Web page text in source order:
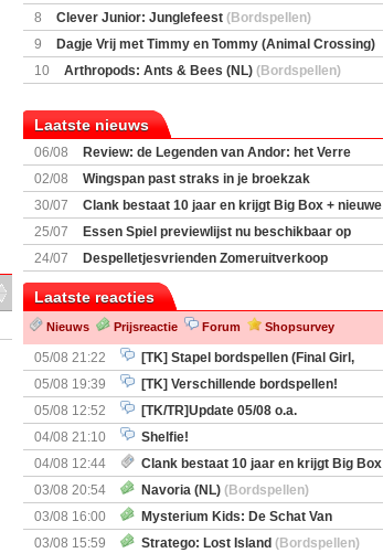
Encounters(Bordspellen)
8 Clever Junior: Junglefeest (Bordspellen)
9
Dagje Vrij met Timmy en Tommy (Animal Crossing)
(77059)(Ideas)
10 Arthropods: Ants & Bees (NL) (Bordspellen)
Laatste nieuws
06/08
Review: de Legenden van Andor: het Verre
Land
02/08
Wingspan past straks in je broekzak
30/07
Clank bestaat 10 jaar en krijgt Big Box + nieuwe
uitbreiding
25/07
Essen Spiel previewlijst nu beschikbaar op
Boardgamegeek
24/07
Despelletjesvrienden Zomeruitverkoop
Laatste reacties
Nieuws Prijsreactie Forum Shopsurvey
05/08 21:22
[TK] Stapel bordspellen (Final Girl,
Nemesis Retaliation, Zombicide Invader)
05/08 19:39
[TK] Verschillende bordspellen!
05/08 12:52
[TK/TR]Update 05/08 o.a.
Prijsverlagingen, Imperium Horizons, 20 Strong
04/08 21:10
Shelfie!
04/08 12:44
Clank bestaat 10 jaar en krijgt Big Box
+ nieuwe uitbreiding
03/08 20:54 Navoria (NL) (Bordspellen)
03/08 16:00
Mysterium Kids: De Schat Van
Kapitein Boe
(Bordspellen)
03/08 15:59 Stratego: Lost Island (Bordspellen)